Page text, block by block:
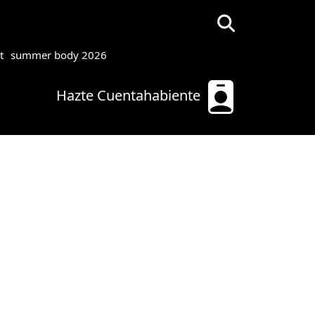
Hazte Cuentahabiente
summer body 2026